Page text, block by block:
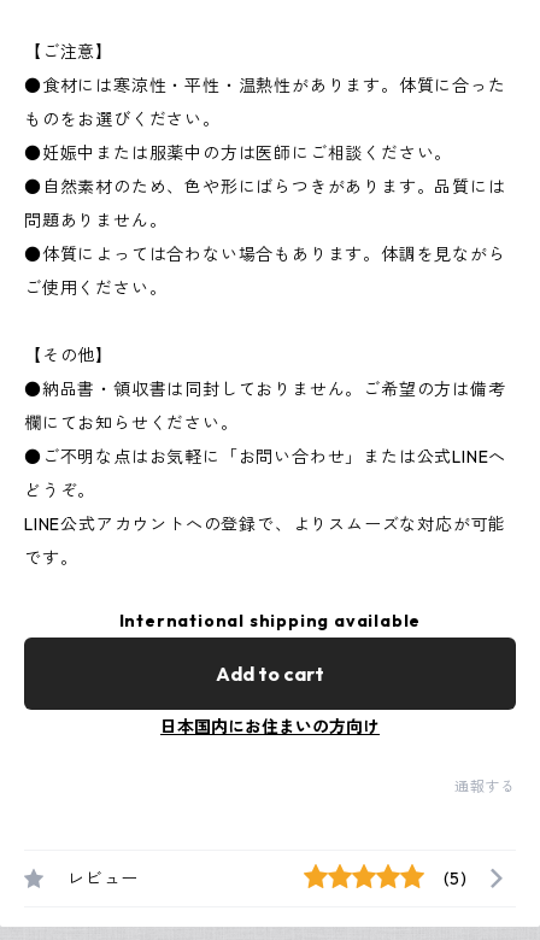
【ご注意】
●食材には寒涼性・平性・温熱性があります。体質に合った
ものをお選びください。
●妊娠中または服薬中の方は医師にご相談ください。
●自然素材のため、色や形にばらつきがあります。品質には
問題ありません。
●体質によっては合わない場合もあります。体調を見ながら
ご使用ください。
【その他】
●納品書・領収書は同封しておりません。ご希望の方は備考
欄にてお知らせください。
●ご不明な点はお気軽に「お問い合わせ」または公式LINEへ
どうぞ。
LINE公式アカウントへの登録で、よりスムーズな対応が可能
です。
International shipping available
Add to cart
日本国内にお住まいの方向け
通報する
レビュー (5)